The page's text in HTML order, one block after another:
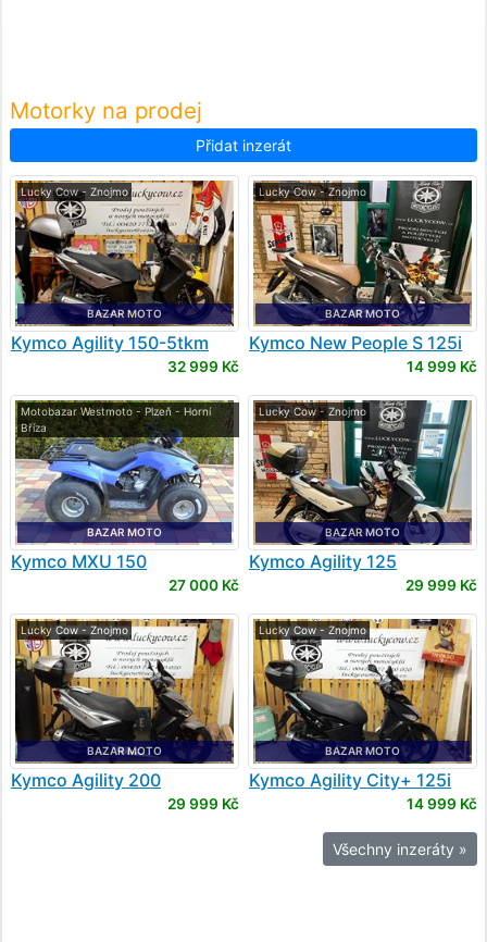
Motorky na prodej
Přidat inzerát
Lucky Cow - Znojmo
BAZAR MOTO
Kymco Agility 150-5tkm
32 999 Kč
Lucky Cow - Znojmo
BAZAR MOTO
Kymco New People S 125i
14 999 Kč
Motobazar Westmoto - Plzeň - Horní
Bříza
BAZAR MOTO
Kymco MXU 150
27 000 Kč
Lucky Cow - Znojmo
BAZAR MOTO
Kymco Agility 125
29 999 Kč
Lucky Cow - Znojmo
BAZAR MOTO
Kymco Agility 200
29 999 Kč
Lucky Cow - Znojmo
BAZAR MOTO
Kymco Agility City+ 125i
14 999 Kč
Všechny inzeráty »